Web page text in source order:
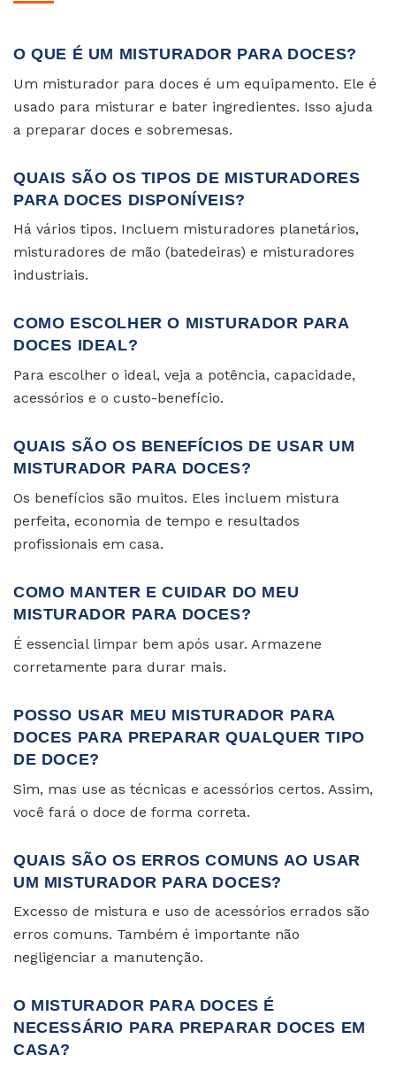
O QUE É UM MISTURADOR PARA DOCES?
Um misturador para doces é um equipamento. Ele é
usado para misturar e bater ingredientes. Isso ajuda
a preparar doces e sobremesas.
QUAIS SÃO OS TIPOS DE MISTURADORES
PARA DOCES DISPONÍVEIS?
Há vários tipos. Incluem misturadores planetários,
misturadores de mão (batedeiras) e misturadores
industriais.
COMO ESCOLHER O MISTURADOR PARA
DOCES IDEAL?
Para escolher o ideal, veja a potência, capacidade,
acessórios e o custo-benefício.
QUAIS SÃO OS BENEFÍCIOS DE USAR UM
MISTURADOR PARA DOCES?
Os benefícios são muitos. Eles incluem mistura
perfeita, economia de tempo e resultados
profissionais em casa.
COMO MANTER E CUIDAR DO MEU
MISTURADOR PARA DOCES?
É essencial limpar bem após usar. Armazene
corretamente para durar mais.
POSSO USAR MEU MISTURADOR PARA
DOCES PARA PREPARAR QUALQUER TIPO
DE DOCE?
Sim, mas use as técnicas e acessórios certos. Assim,
você fará o doce de forma correta.
QUAIS SÃO OS ERROS COMUNS AO USAR
UM MISTURADOR PARA DOCES?
Excesso de mistura e uso de acessórios errados são
erros comuns. Também é importante não
negligenciar a manutenção.
O MISTURADOR PARA DOCES É
NECESSÁRIO PARA PREPARAR DOCES EM
CASA?